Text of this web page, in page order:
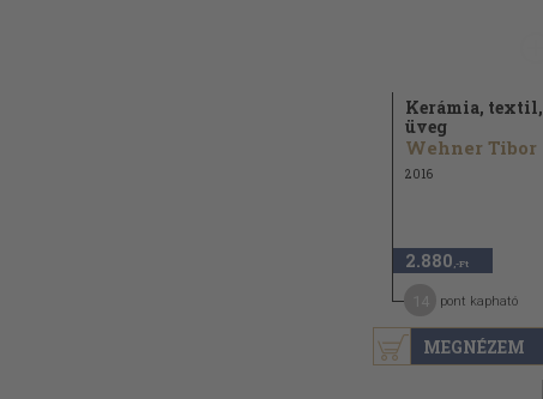
MEGNÉZEM
Kerámia, textil,
üveg
Wehner Tibor
2016
2.880 ,-Ft
pont kapható